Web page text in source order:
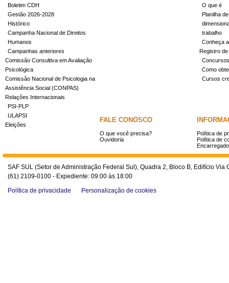
Boletim CDH
Gestão 2026-2028
Histórico
Campanha Nacional de Direitos
Humanos
Campanhas anteriores
Comissão Consultiva em Avaliação
Psicológica
Comissão Nacional de Psicologia na
Assistência Social (CONPAS)
Relações Internacionais
PSI-PLP
ULAPSI
Eleições
O que é
Planilha
trabalho
Conheça
Registro
Concursos
Como
Cursos
FALE CONOSCO
O que você precisa?
Ouvidoria
Política de
Política de
SAF SUL (Setor de Administração Federal Sul), Quadra 2, Bloco B, Edifício
(61) 2109-0100 - Expediente: 09:00 às 18:00
Política de privacidade
Personalização de cookies